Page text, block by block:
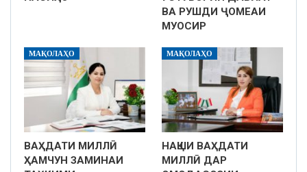
ВА РУШДИ ҶОМЕАИ
МУОСИР
МАҚОЛАҲО
ВАҲДАТИ МИЛЛӢ
ҲАМЧУН ЗАМИНАИ
МАҚОЛАҲО
НАҚШИ ВАҲДАТИ
МИЛЛӢ ДАР